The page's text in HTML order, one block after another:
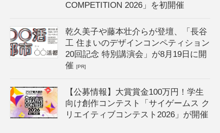
COMPETITION 2026」を初開催
乾久美子や藤本壮介らが登壇、「長谷
工 住まいのデザインコンペティション
20回記念 特別講演会」が8月19日に開
催[PR]
【公募情報】大賞賞金100万円！学生
向け創作コンテスト「サイゲームス ク
リエイティブコンテスト2026」が開催